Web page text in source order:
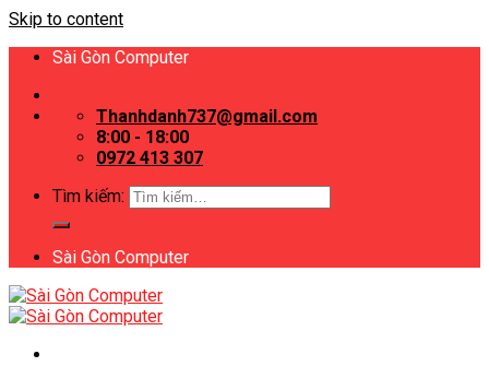
Skip to content
Sài Gòn Computer
Thanhdanh737@gmail.com
8:00 - 18:00
0972 413 307
Tìm kiếm:
Sài Gòn Computer